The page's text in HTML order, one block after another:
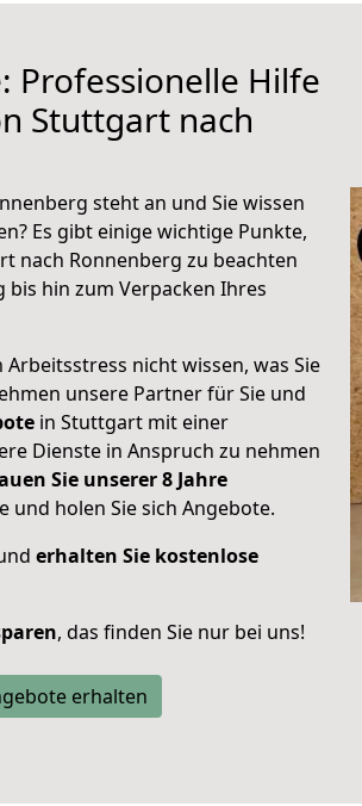
Professionelle Hilfe
Stuttgart nach
steht an und Sie wissen
Es gibt einige wichtige Punkte,
nach Ronnenberg zu beachten
hin zum Verpacken Ihres
nicht wissen, was Sie
unsere Partner für Sie und
in Stuttgart mit einer
Dienste in Anspruch zu nehmen
Sie unserer 8 Jahre
und holen Sie sich Angebote.
erhalten Sie kostenlose
, das finden Sie nur bei uns!
erhalten